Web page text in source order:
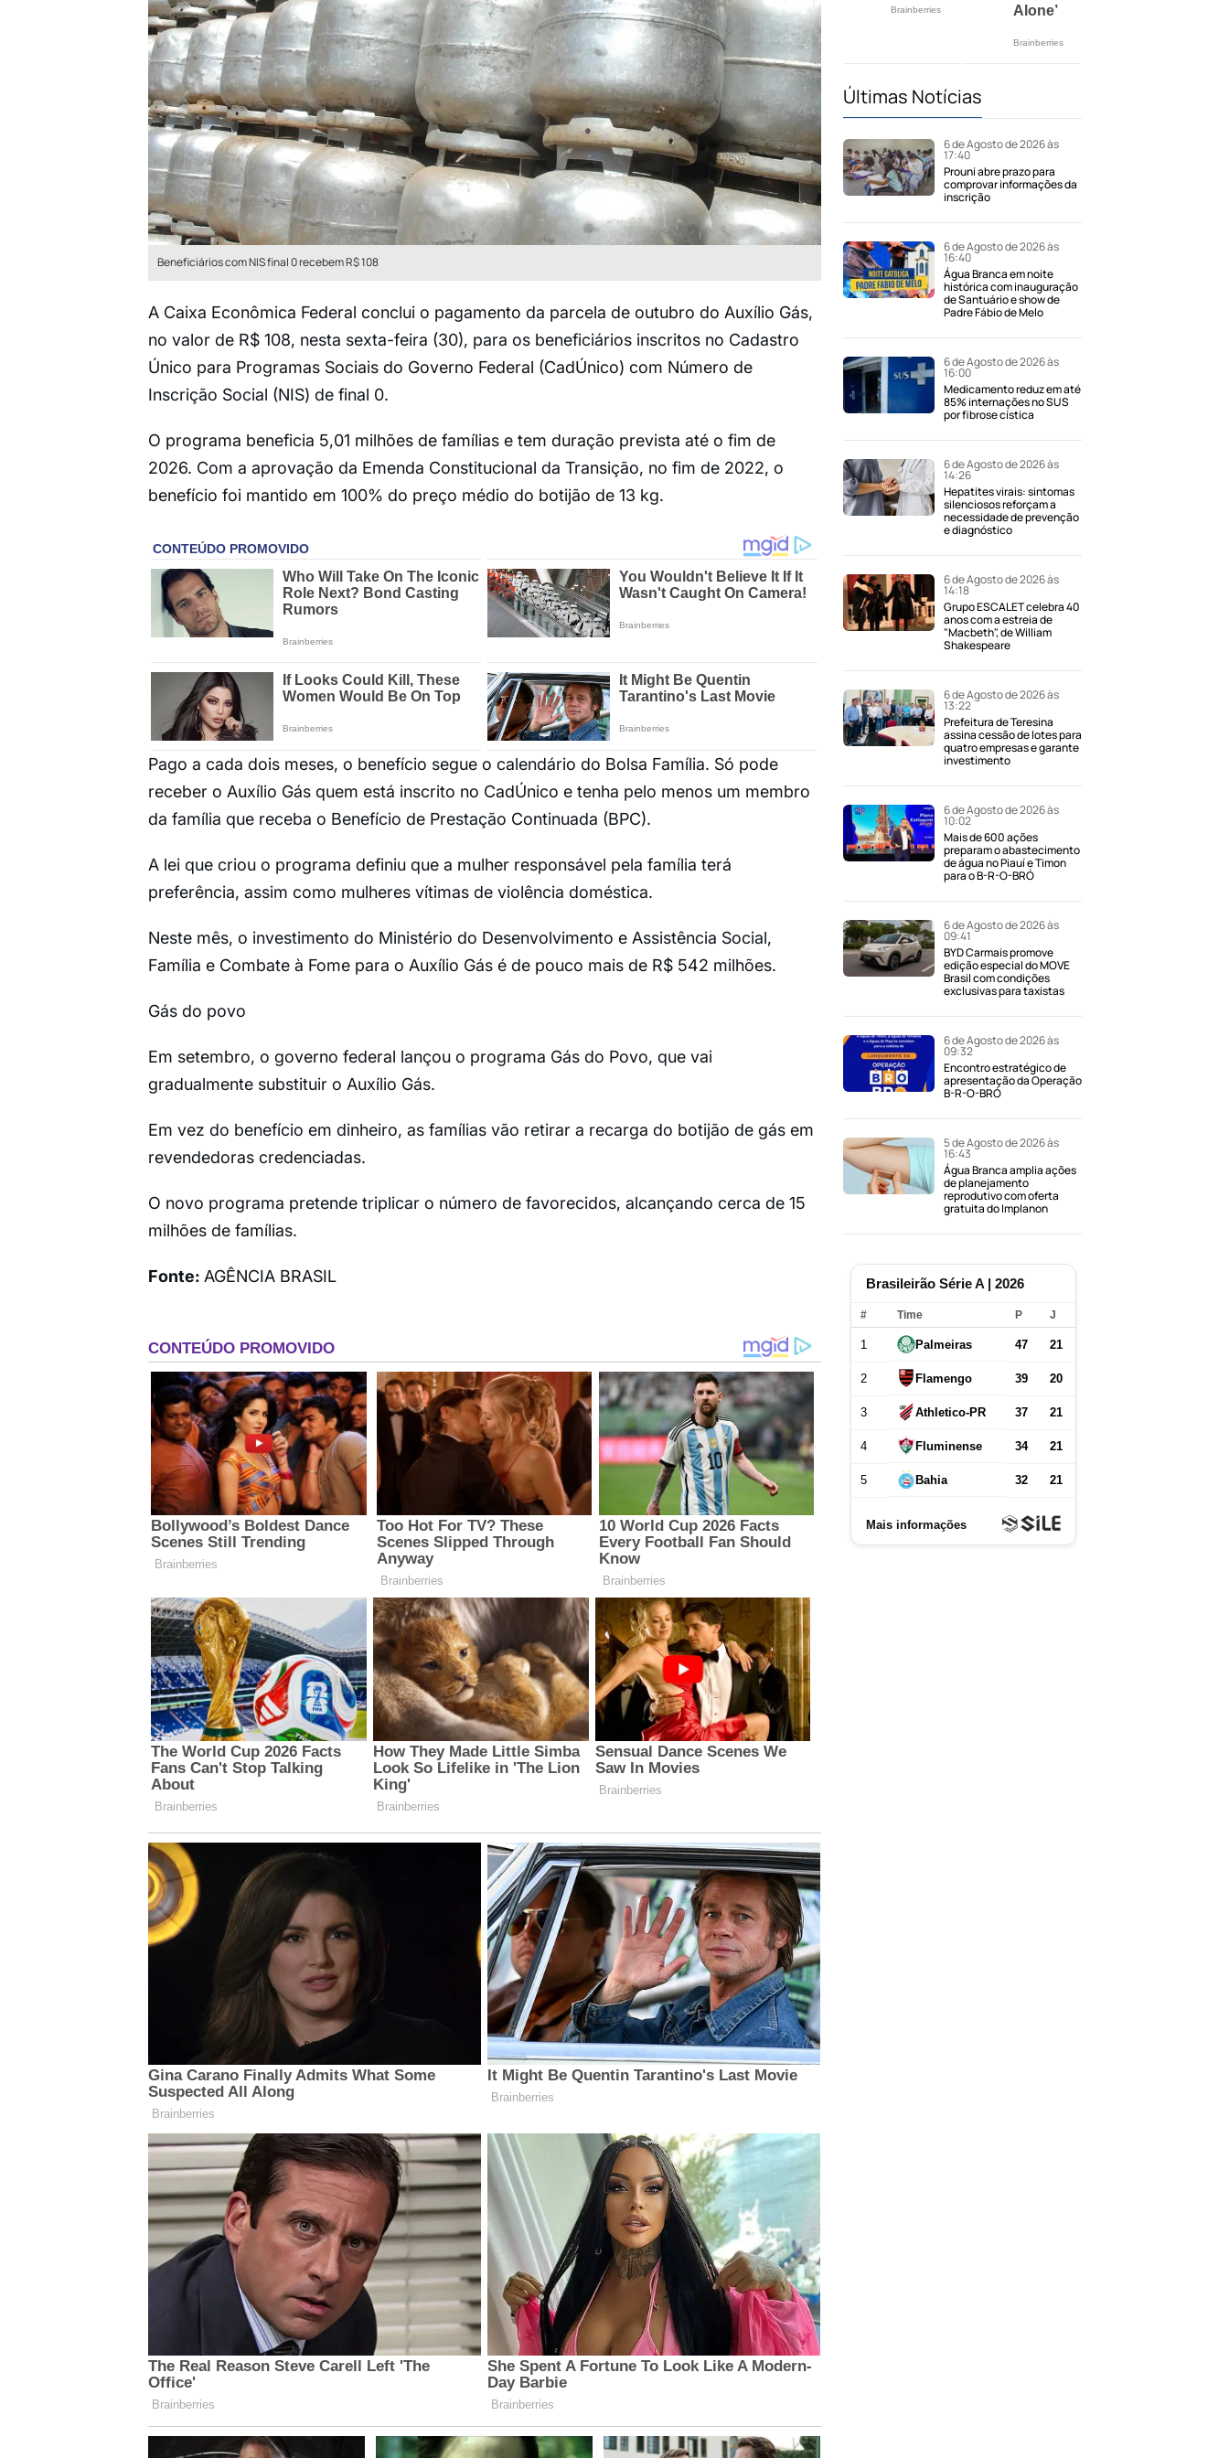
Beneficiários com NIS final 0 recebem R$ 108
A Caixa Econômica Federal conclui o pagamento da parcela de outubro do Auxílio Gás,
no valor de R$ 108, nesta sexta-feira (30), para os beneficiários inscritos no Cadastro
Único para Programas Sociais do Governo Federal (CadÚnico) com Número de
Inscrição Social (NIS) de final 0.
O programa beneficia 5,01 milhões de famílias e tem duração prevista até o fim de
2026. Com a aprovação da Emenda Constitucional da Transição, no fim de 2022, o
benefício foi mantido em 100% do preço médio do botijão de 13 kg.
Pago a cada dois meses, o benefício segue o calendário do Bolsa Família. Só pode
receber o Auxílio Gás quem está inscrito no CadÚnico e tenha pelo menos um membro
da família que receba o Benefício de Prestação Continuada (BPC).
A lei que criou o programa definiu que a mulher responsável pela família terá
preferência, assim como mulheres vítimas de violência doméstica.
Neste mês, o investimento do Ministério do Desenvolvimento e Assistência Social,
Família e Combate à Fome para o Auxílio Gás é de pouco mais de R$ 542 milhões.
Gás do povo
Em setembro, o governo federal lançou o programa Gás do Povo, que vai
gradualmente substituir o Auxílio Gás.
Em vez do benefício em dinheiro, as famílias vão retirar a recarga do botijão de gás em
revendedoras credenciadas.
O novo programa pretende triplicar o número de favorecidos, alcançando cerca de 15
milhões de famílias.
Fonte: AGÊNCIA BRASIL
Últimas Notícias
6 de Agosto de 2026 às
17:40
Prouni abre prazo para
comprovar informações da
inscrição
6 de Agosto de 2026 às
16:40
Água Branca em noite
histórica com inauguração
de Santuário e show de
Padre Fábio de Melo
6 de Agosto de 2026 às
16:00
Medicamento reduz em até
85% internações no SUS
por fibrose cística
6 de Agosto de 2026 às
14:26
Hepatites virais: sintomas
silenciosos reforçam a
necessidade de prevenção
e diagnóstico
6 de Agosto de 2026 às
14:18
Grupo ESCALET celebra 40
anos com a estreia de
"Macbeth", de William
Shakespeare
6 de Agosto de 2026 às
13:22
Prefeitura de Teresina
assina cessão de lotes para
quatro empresas e garante
investimento
6 de Agosto de 2026 às
10:02
Mais de 600 ações
preparam o abastecimento
de água no Piauí e Timon
para o B-R-O-BRÓ
6 de Agosto de 2026 às
09:41
BYD Carmais promove
edição especial do MOVE
Brasil com condições
exclusivas para taxistas
6 de Agosto de 2026 às
09:32
Encontro estratégico de
apresentação da Operação
B-R-O-BRÓ
5 de Agosto de 2026 às
16:43
Água Branca amplia ações
de planejamento
reprodutivo com oferta
gratuita do Implanon